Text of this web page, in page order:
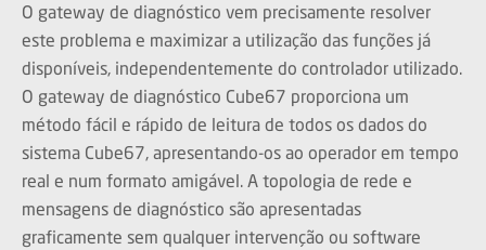
O gateway de diagnóstico vem precisamente resolver
este problema e maximizar a utilização das funções já
disponíveis, independentemente do controlador utilizado.
O gateway de diagnóstico Cube67 proporciona um
método fácil e rápido de leitura de todos os dados do
sistema Cube67, apresentando-os ao operador em tempo
real e num formato amigável. A topologia de rede e
mensagens de diagnóstico são apresentadas
graficamente sem qualquer intervenção ou software